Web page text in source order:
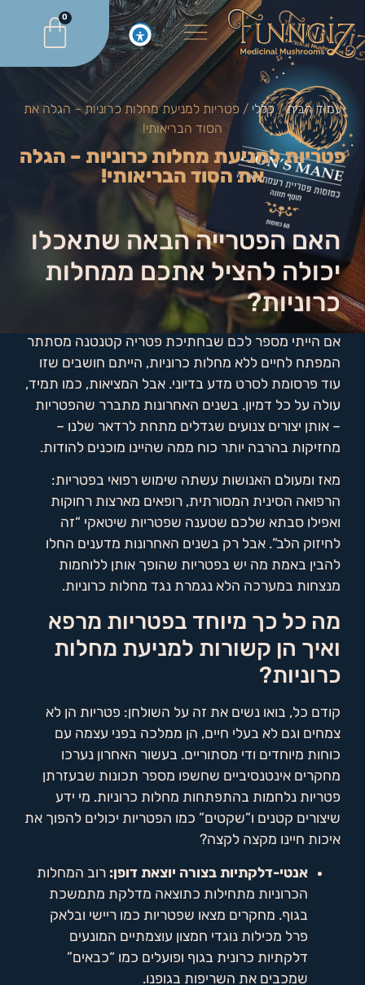
0
עמוד הבית/כללי / פטריות למניעת מחלות כרוניות – הגלה את
הסוד הבריאותי!
פטריות למניעת מחלות כרוניות – הגלה
את הסוד הבריאותי!
האם הפטרייה הבאה שתאכלו
יכולה להציל אתכם ממחלות
כרוניות?
אם הייתי מספר לכם שבחתיכת פטריה קטנטנה מסתתר
המפתח לחיים ללא מחלות כרוניות, הייתם חושבים שזו
עוד פרסומת לסרט מדע בדיוני. אבל המציאות, כמו תמיד,
עולה על כל דמיון. בשנים האחרונות מתברר שהפטריות
– אותן יצורים צנועים שגדלים מתחת לרדאר שלנו –
מחזיקות בהרבה יותר כוח ממה שהיינו מוכנים להודות.
מאז ומעולם האנושות עשתה שימוש רפואי בפטריות:
הרפואה הסינית המסורתית, רופאים מארצות רחוקות
ואפילו סבתא שלכם שטענה שפטריות שיטאקי “זה
לחיזוק הלב”. אבל רק בשנים האחרונות מדענים החלו
להבין באמת מה יש בפטריות שהופך אותן ללוחמות
מנצחות במערכה הלא נגמרת נגד מחלות כרוניות.
מה כל כך מיוחד בפטריות מרפא
ואיך הן קשורות למניעת מחלות
כרוניות?
קודם כל, בואו נשים את זה על השולחן: פטריות הן לא
צמחים וגם לא בעלי חיים, הן ממלכה בפני עצמה עם
כוחות מיוחדים ודי מסתוריים. בעשור האחרון נערכו
מחקרים אינטנסיביים שחשפו מספר תכונות שבעזרתן
פטריות נלחמות בהתפתחות מחלות כרוניות. מי ידע
שיצורים קטנים ו”שקטים” כמו הפטריות יכולים להפוך את
איכות חיינו מקצה לקצה?
אנטי-דלקתיות בצורה יוצאת דופן: רוב המחלות
הכרוניות מתחילות כתוצאה מדלקת מתמשכת
בגוף. מחקרים מצאו שפטריות כמו ריישי ובלאק
פרל מכילות נוגדי חמצון עוצמתיים המונעים
דלקתיות כרונית בגוף ופועלים כמו “כבאים”
שמכבים את השריפות בגופנו.